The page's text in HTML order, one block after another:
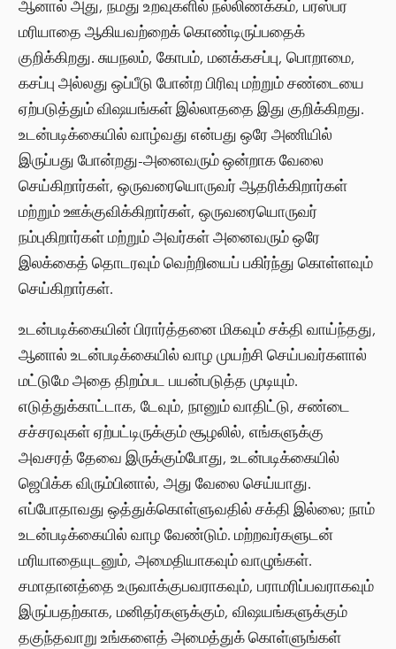
ஆனால் அது, நமது உறவுகளில் நல்லிணக்கம், பரஸ்பர
மரியாதை ஆகியவற்றைக் கொண்டிருப்பதைக்
குறிக்கிறது. சுயநலம், கோபம், மனக்கசப்பு, பொறாமை,
கசப்பு அல்லது ஒப்பீடு போன்ற பிரிவு மற்றும் சண்டையை
ஏற்படுத்தும் விஷயங்கள் இல்லாததை இது குறிக்கிறது.
உடன்படிக்கையில் வாழ்வது என்பது ஒரே அணியில்
இருப்பது போன்றது-அனைவரும் ஒன்றாக வேலை
செய்கிறார்கள், ஒருவரையொருவர் ஆதரிக்கிறார்கள்
மற்றும் ஊக்குவிக்கிறார்கள், ஒருவரையொருவர்
நம்புகிறார்கள் மற்றும் அவர்கள் அனைவரும் ஒரே
இலக்கைத் தொடரவும் வெற்றியைப் பகிர்ந்து கொள்ளவும்
செய்கிறார்கள்.
உடன்படிக்கையின் பிரார்த்தனை மிகவும் சக்தி வாய்ந்தது,
ஆனால் உடன்படிக்கையில் வாழ முயற்சி செய்பவர்களால்
மட்டுமே அதை திறம்பட பயன்படுத்த முடியும்.
எடுத்துக்காட்டாக, டேவும், நானும் வாதிட்டு, சண்டை
சச்சரவுகள் ஏற்பட்டிருக்கும் சூழலில், எங்களுக்கு
அவசரத் தேவை இருக்கும்போது, உடன்படிக்கையில்
ஜெபிக்க விரும்பினால், அது வேலை செய்யாது.
எப்போதாவது ஒத்துக்கொள்ளுவதில் சக்தி இல்லை; நாம்
உடன்படிக்கையில் வாழ வேண்டும். மற்றவர்களுடன்
மரியாதையுடனும், அமைதியாகவும் வாழுங்கள்.
சமாதானத்தை உருவாக்குபவராகவும், பராமரிப்பவராகவும்
இருப்பதற்காக, மனிதர்களுக்கும், விஷயங்களுக்கும்
தகுந்தவாறு உங்களைத் அமைத்துக் கொள்ளுங்கள்